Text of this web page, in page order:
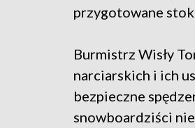
przygotowane
Burmistrz Wisły
narciarskich i ich
bezpieczne
snowboardziści